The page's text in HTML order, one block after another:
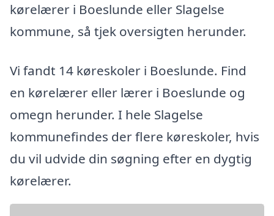
kørelærer i Boeslunde eller Slagelse
kommune, så tjek oversigten herunder.
Vi fandt 14 køreskoler i Boeslunde. Find
en kørelærer eller lærer i Boeslunde og
omegn herunder. I hele Slagelse
kommunefindes der flere køreskoler, hvis
du vil udvide din søgning efter en dygtig
kørelærer.